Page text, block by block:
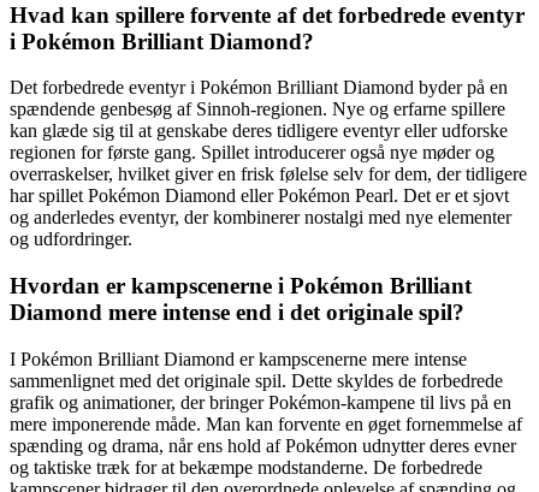
Hvad kan spillere forvente af det forbedrede eventyr
i Pokémon Brilliant Diamond?
Det forbedrede eventyr i Pokémon Brilliant Diamond byder på en
spændende genbesøg af Sinnoh-regionen. Nye og erfarne spillere
kan glæde sig til at genskabe deres tidligere eventyr eller udforske
regionen for første gang. Spillet introducerer også nye møder og
overraskelser, hvilket giver en frisk følelse selv for dem, der tidligere
har spillet Pokémon Diamond eller Pokémon Pearl. Det er et sjovt
og anderledes eventyr, der kombinerer nostalgi med nye elementer
og udfordringer.
Hvordan er kampscenerne i Pokémon Brilliant
Diamond mere intense end i det originale spil?
I Pokémon Brilliant Diamond er kampscenerne mere intense
sammenlignet med det originale spil. Dette skyldes de forbedrede
grafik og animationer, der bringer Pokémon-kampene til livs på en
mere imponerende måde. Man kan forvente en øget fornemmelse af
spænding og drama, når ens hold af Pokémon udnytter deres evner
og taktiske træk for at bekæmpe modstanderne. De forbedrede